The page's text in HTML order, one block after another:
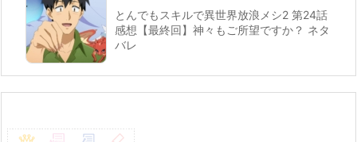
とんでもスキルで異世界放浪メシ2 第24話
感想【最終回】神々もご所望ですか？ ネタ
バレ